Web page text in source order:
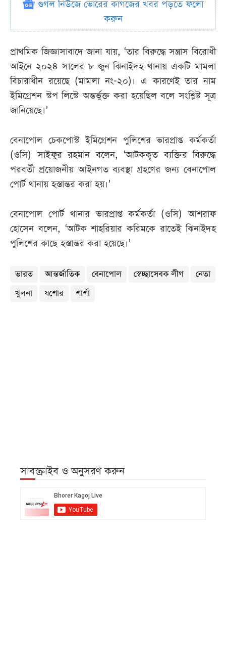
গুগল নিউজে ভোরের কাগজের খবর পড়তে ফলো
করুন
প্রাথমিক জিজ্ঞাসাবাদে জানা যায়, ‘তার বিরুদ্ধে সন্ত্রাস বিরোধী
আইনে ২০২৪ সালের ৮ জুন ঝিনাইদহ থানায় একটি মামলা
বিচারাধীন রয়েছে (মামলা নং-২০)। এ কারণেই তার নাম
ইমিগ্রেশন স্টপ লিস্টে অন্তর্ভুক্ত করা হয়েছিল বলে সংশ্লিষ্ট সূত্র
জানিয়েছে।’
বেনাপোল চেকপোস্ট ইমিগ্রেশন পুলিশের ভারপ্রাপ্ত কর্মকর্তা
(ওসি) সাইফুর রহমান বলেন, ‘আটককৃত ব্যক্তির বিরুদ্ধে
পরবর্তী প্রয়োজনীয় আইনগত ব্যবস্থা গ্রহণের জন্য বেনাপোল
পোর্ট থানায় হস্তান্তর করা হয়।’
বেনাপোল পোর্ট থানার ভারপ্রাপ্ত কর্মকর্তা (ওসি) আশরাফ
হোসেন বলেন, ‘আটক শাহরিয়ার করিমকে রাতেই ঝিনাইদহ
পুলিশের কাছে হস্তান্তর করা হয়েছে।’
ভারত আন্তর্জাতিক বেনাপোল স্বেচ্ছাসেবক লীগ
নেতা
খুলনা
যশোর শার্শা
সাবস্ক্রাইব ও অনুসরণ করুন